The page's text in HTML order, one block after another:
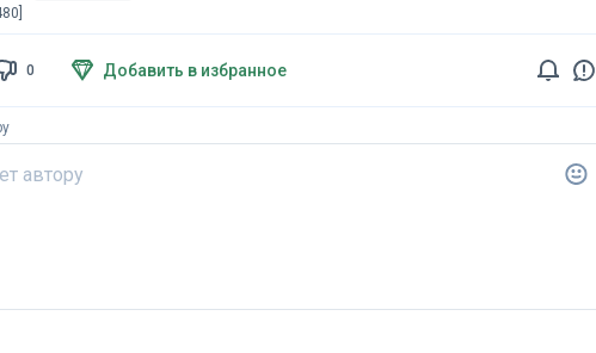
0 Добавить в избранное